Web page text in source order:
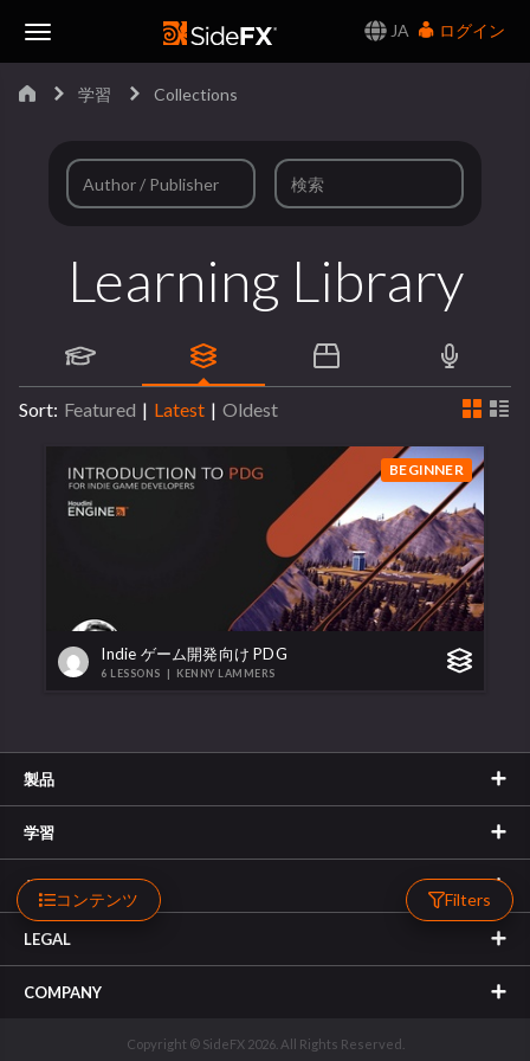
JA
ログイン
コンテンツ Filters
学習 Collections
Learning Library
Sort: Featured | Latest | Oldest
BEGINNER
Indie ゲーム開発向け PDG
6 LESSONS | KENNY LAMMERS
製品
学習
サポート
LEGAL
COMPANY
Copyright © SideFX 2026. All Rights Reserved.